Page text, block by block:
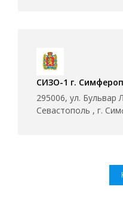
СИЗО-1 г.
295006, ул. Бульвар
Севастополь , г.